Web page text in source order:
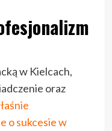
w Kielcach,
oraz
o sukcesie w